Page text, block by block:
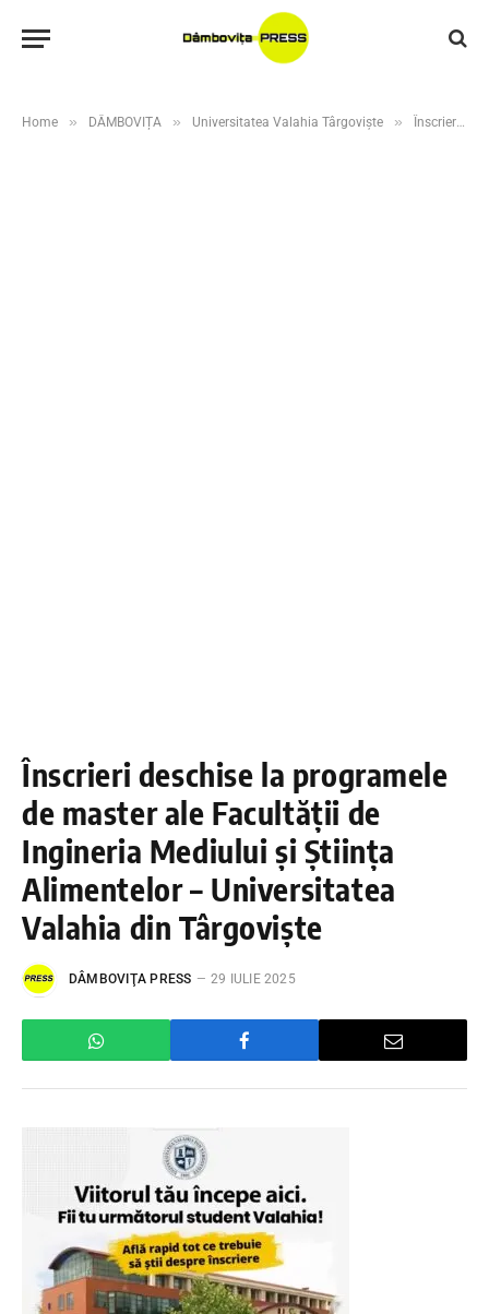
Home » DÂMBOVIȚA » Universitatea Valahia Târgoviște » Înscrieri deschise la programele de master ale Facultății de Ingineria Mediului și Știința Alimentelor – Universitatea Valahia din Târgoviște
Înscrieri deschise la programele
de master ale Facultății de
Ingineria Mediului și Știința
Alimentelor – Universitatea
Valahia din Târgoviște
DÂMBOVIŢA PRESS 29 IULIE 2025